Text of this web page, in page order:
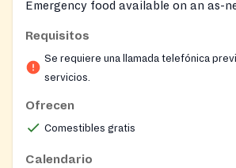
Emergency food available on an as-
Requisitos
Se requiere una llamada telefónica
servicios.
Ofrecen
Comestibles gratis
Calendario